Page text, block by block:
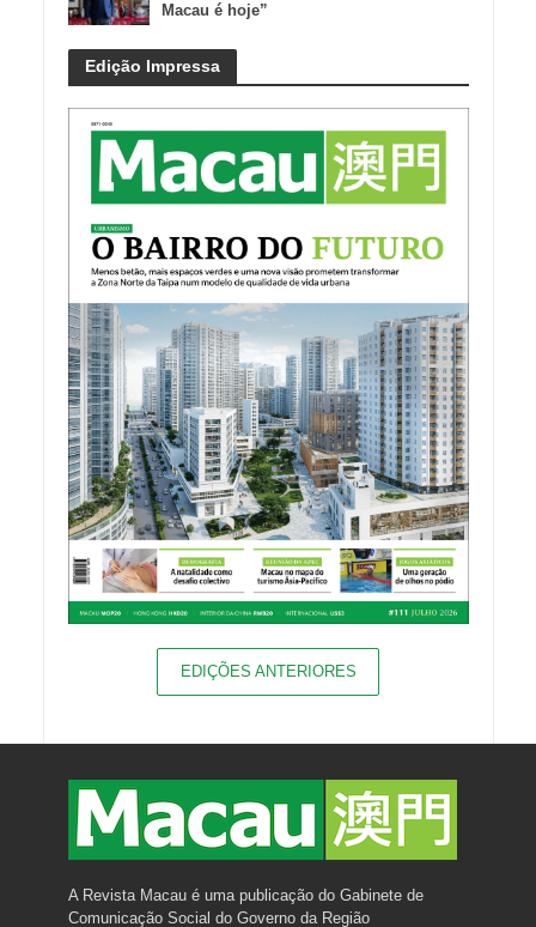
Macau é hoje”
Edição Impressa
EDIÇÕES ANTERIORES
A Revista Macau é uma publicação do Gabinete de
Comunicação Social do Governo da Região